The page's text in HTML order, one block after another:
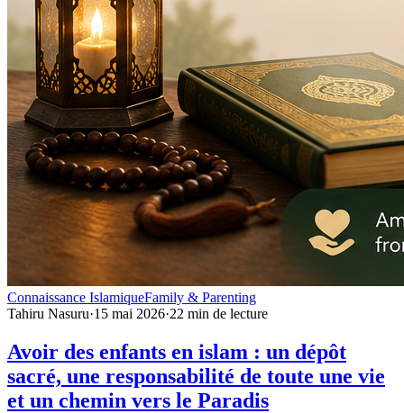
Connaissance IslamiqueFamily & Parenting
Tahiru Nasuru·15 mai 2026·22 min de lecture
Avoir des enfants en islam : un dépôt
sacré, une responsabilité de toute une vie
et un chemin vers le Paradis